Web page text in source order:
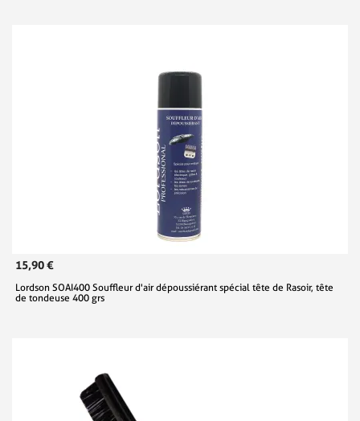
15,90 €
Lordson SOAI400 Souffleur d'air dépoussiérant spécial tête de Rasoir, tête
de tondeuse 400 grs